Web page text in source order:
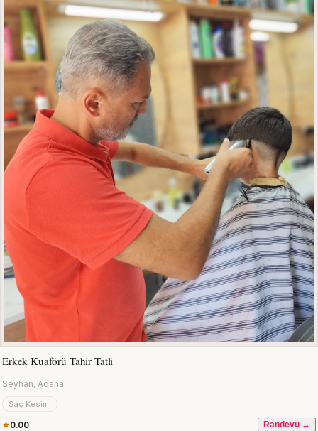
Erkek Kuaförü Tahir Tatli
Seyhan, Adana
Saç Kesimi
0.00 Randevu →